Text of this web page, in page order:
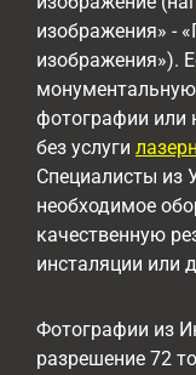
изображения» -
изображения»).
фотографии или
без услуги
Специалисты из
необходимое
качественную
инсталяции или
Фотографии из
разрешение 72